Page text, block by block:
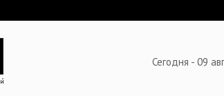
Сегодня - 09